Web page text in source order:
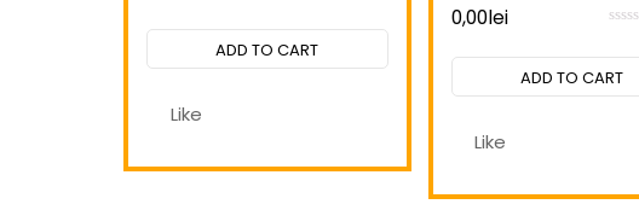
of
5
ADD TO CART
Like
of
5
0,00lei
ADD TO CART
Like